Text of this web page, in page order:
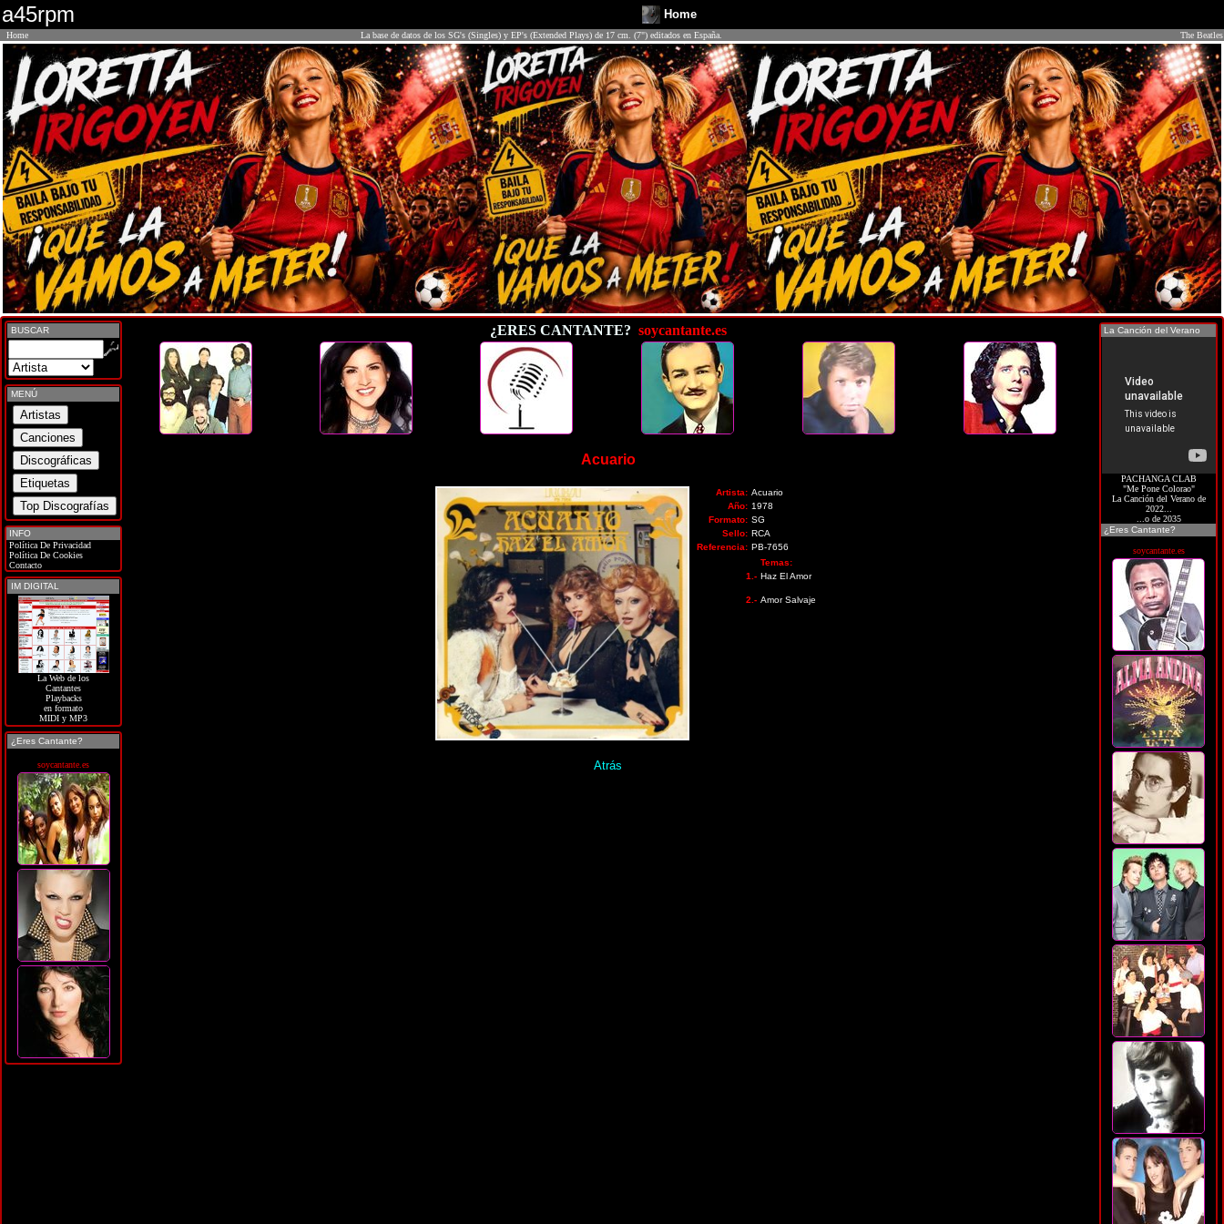
a45rpm Home
Home La base de datos de los SG's (Singles) y EP's (Extended Plays) de 17 cm. (7") editados en España. The Beatles
BUSCAR
MENÚ
INFO
Política De Privacidad
Política De Cookies
Contacto
IM DIGITAL
La Web de los
Cantantes
Playbacks
en formato
MIDI y MP3
¿Eres Cantante?
soycantante.es
¿ERES CANTANTE? soycantante.es
Acuario
Artista: Acuario
Año: 1978
Formato: SG
Sello: RCA
Referencia: PB-7656
Temas:
1.- Haz El Amor
2.- Amor Salvaje
Atrás
La Canción del Verano
PACHANGA CLAB
"Me Pone Colorao"
La Canción del Verano de
2022...
...o de 2035
¿Eres Cantante?
soycantante.es